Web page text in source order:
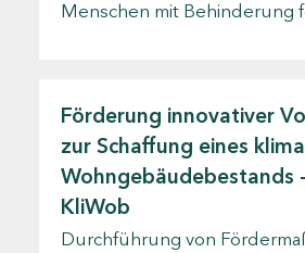
Menschen mit Behinderung
Förderung innovativer
zur Schaffung eines
Wohngebäudebestands
KliWob
Durchführung von